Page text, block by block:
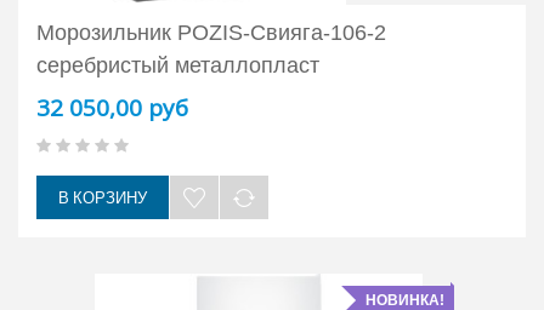
Морозильник POZIS-Свияга-106-2
серебристый металлопласт
32 050,00 руб
В КОРЗИНУ
НОВИНКА!